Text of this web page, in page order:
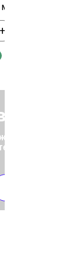
+
по
заявку, и мы